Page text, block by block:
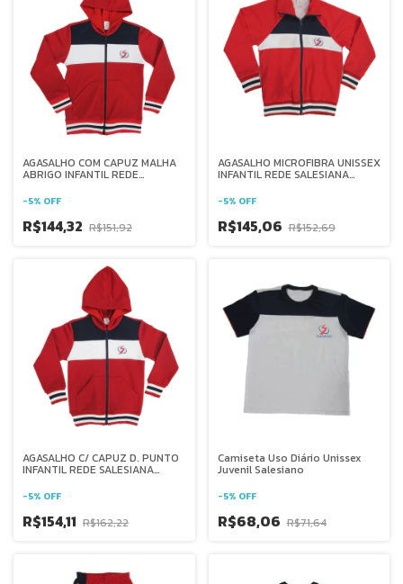
AGASALHO COM CAPUZ MALHA
ABRIGO INFANTIL REDE
-5% OFF
R$144,32 R$151,92
AGASALHO MICROFIBRA UNISSEX
INFANTIL REDE SALESIANA
-5% OFF
R$145,06 R$152,69
AGASALHO C/ CAPUZ D. PUNTO
INFANTIL REDE SALESIANA
-5% OFF
R$154,11 R$162,22
Camiseta Uso Diário Unissex
Juvenil Salesiano
-5% OFF
R$68,06 R$71,64